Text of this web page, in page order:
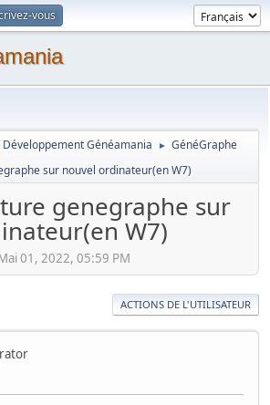
vous
Développement Généamania ► GénéGraphe
sur nouvel ordinateur(en W7)
genegraphe sur
W7)
01, 2022, 05:59 PM
ACTIONS DE L'UTILISATEUR